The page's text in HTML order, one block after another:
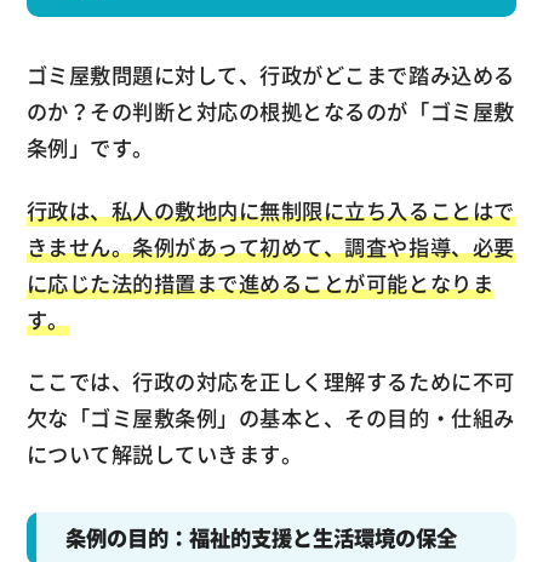
ゴミ屋敷問題に対して、行政がどこまで踏み込める
のか？その判断と対応の根拠となるのが「ゴミ屋敷
条例」です。
行政は、私人の敷地内に無制限に立ち入ることはで
きません。条例があって初めて、調査や指導、必要
に応じた法的措置まで進めることが可能となりま
す。
ここでは、行政の対応を正しく理解するために不可
欠な「ゴミ屋敷条例」の基本と、その目的・仕組み
について解説していきます。
条例の目的：福祉的支援と生活環境の保全